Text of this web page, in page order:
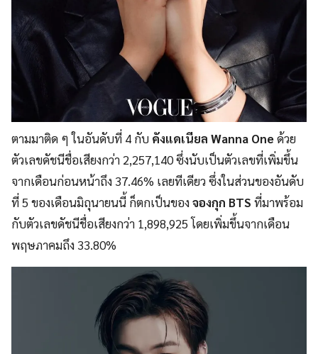
ตามมาติด ๆ ในอันดับที่ 4 กับ คังแดเนียล Wanna Oneด้วย
ตัวเลขดัชนีชื่อเสียงกว่า 2,257,140 ซึ่งนับเป็นตัวเลขที่เพิ่มขึ้น
จากเดือนก่อนหน้าถึง 37.46% เลยทีเดียว ซึ่งในส่วนของอันดับ
ที่ 5 ของเดือนมิถุนายนนี้ ก็ตกเป็นของจองกุก BTS ที่มาพร้อม
กับตัวเลขดัชนีชื่อเสียงกว่า 1,898,925 โดยเพิ่มขึ้นจากเดือน
พฤษภาคมถึง 33.80%